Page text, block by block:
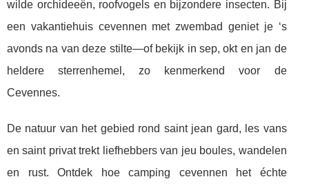
wilde orchideeën, roofvogels en bijzondere insecten. Bij
een vakantiehuis cevennen met zwembad geniet je ‘s
avonds na van deze stilte—of bekijk in sep, okt en jan de
heldere sterrenhemel, zo kenmerkend voor de
Cevennes.
De natuur van het gebied rond saint jean gard, les vans
en saint privat trekt liefhebbers van jeu boules, wandelen
en rust. Ontdek hoe camping cevennen het échte